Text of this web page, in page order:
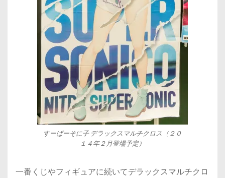
すーぱーそに子 デラックスマルチクロス（２０
１４年２月登場予定）
一番くじやフィギュアに続いてデラックスマルチクロ